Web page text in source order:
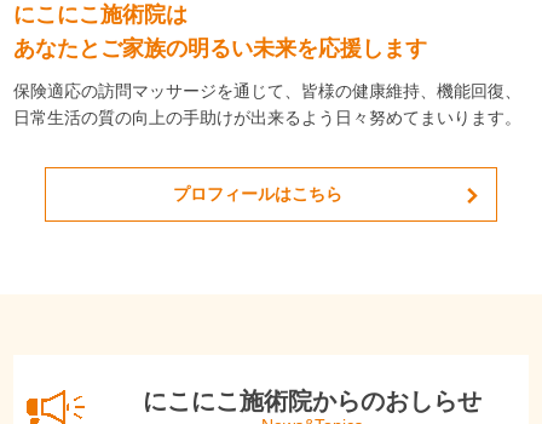
にこにこ施術院は
あなたとご家族の明るい未来を応援します
保険適応の訪問マッサージを通じて、皆様の健康維持、機能回復、
日常生活の質の向上の手助けが出来るよう日々努めてまいります。
プロフィールはこちら
にこにこ施術院からのおしらせ